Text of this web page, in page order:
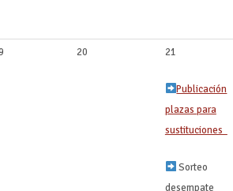
20 21
Publicación
plazas para
sustituciones ‍ ‍
Sorteo
desempate